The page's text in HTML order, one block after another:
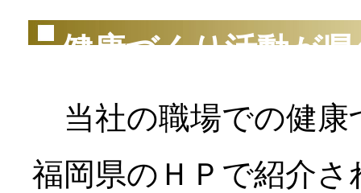
健康づくり活動が
当社の職場での健康
福岡県のＨＰで紹介